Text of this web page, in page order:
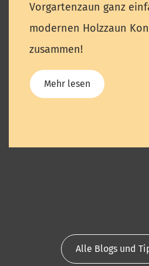
Vorgartenzaun ganz
modernen Holzzaun
zusammen!
Mehr lesen
Alle Blogs und